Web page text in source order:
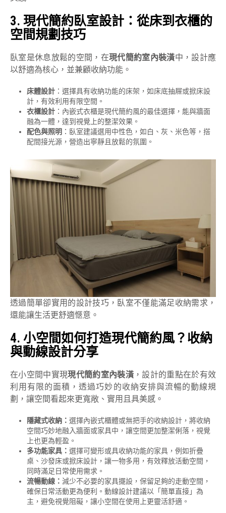
3. 現代簡約臥室設計：從床到衣櫃的
空間規劃技巧
臥室是休息放鬆的空間，在現代簡約室內裝潢中，設計應
以舒適為核心，並兼顧收納功能。
床體設計：選擇具有收納功能的床架，如床底抽屜或掀床設
計，有效利用有限空間。
衣櫃設計：內嵌式衣櫃是現代簡約風的最佳選擇，能與牆面
融為一體，達到視覺上的整潔效果。
配色與照明 ：臥室建議選用中性色，如白、灰、米色等，搭
配間接光源，營造出寧靜且放鬆的氛圍。
透過簡單卻實用的設計技巧，臥室不僅能滿足收納需求，
還能讓生活更舒適愜意。
4. 小空間如何打造現代簡約風？收納
與動線設計分享
在小空間中實現現代簡約室內裝潢 ，設計的重點在於有效
利用有限的面積，透過巧妙的收納安排與流暢的動線規
劃，讓空間看起來更寬敞、實用且具美感。
隱藏式收納： 選擇內嵌式櫃體或無把手的收納設計，將收納
空間巧妙地融入牆面或家具中，讓空間更加整潔俐落，視覺
上也更為輕盈。
多功能家具： 選擇可變形或具收納功能的家具，例如折疊
桌、沙發床或掀床設計，讓一物多用，有效釋放活動空間，
同時滿足日常使用需求。
流暢動線： 減少不必要的家具擺設，保留足夠的走動空間，
確保日常活動更為便利。動線設計建議以「簡單直接」為
主，避免視覺阻礙，讓小空間在使用上更靈活舒適。